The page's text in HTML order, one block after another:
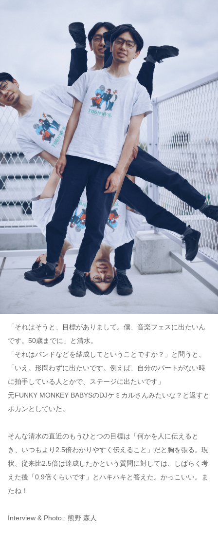
「それはそうと、目標がありまして。僕、音楽フェスに出たいん
です。50歳までに」と清水。
「それはバンドなどを結成してということですか？」と問うと、
「いえ。形問わずに出たいです。例えば、自分のパートがない時
に拍手している人とかで、ステージに出たいです」
元FUNKY MONKEY BABYS​のDJケミカルさんみたいな？と返すと
ポカンとしていた。
そんな清水の直近のもうひとつの目標は「何かを人に伝えると
き、いつもより2.5倍わかりやすく伝えること」だと胸を張る。現
状、従来比2.5倍は達成したかという質問に対しては、しばらく考
えた後「0.9倍くらいです」とハキハキと答えた。かっこいい。ま
たね！
Interview & Photo : 熊野 森人